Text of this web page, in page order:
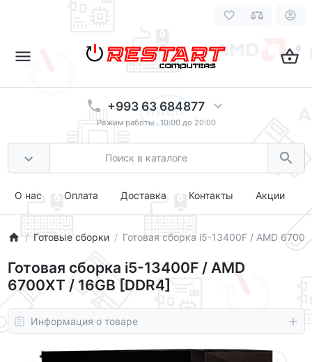
0
+993 63 684877
Режим работы · 10:00 до 20:00
О нас Оплата Доставка Контакты Акции
Готовые сборки Готовая сборка i5-13400F / AMD
Готовая сборка i5-13400F / AMD
6700XT / 16GB [DDR4]
Информация о товаре